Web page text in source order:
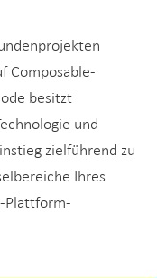
Composable-
besitzt
und
zielführend zu
Ihres
Plattform-